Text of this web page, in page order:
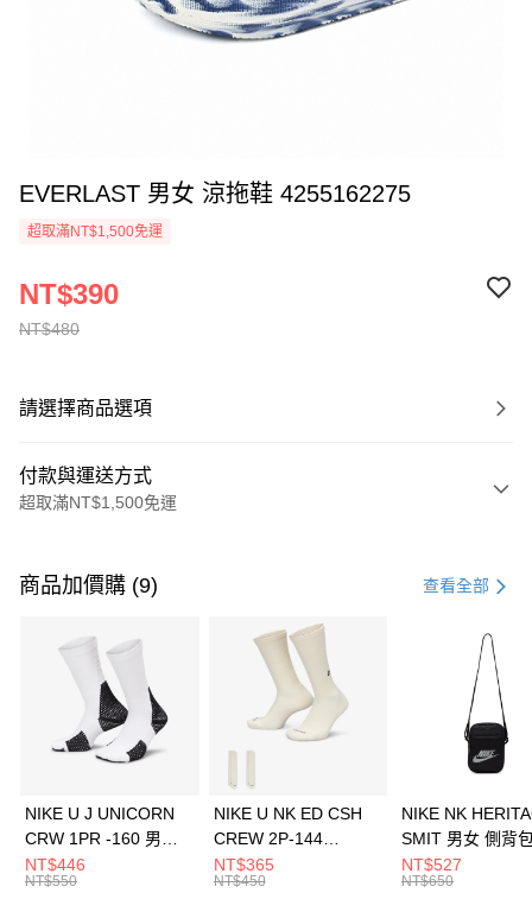
EVERLAST 男女 涼拖鞋 4255162275
超取滿NT$1,500免運
NT$480
NT$390
請選擇商品選項
付款與運送方式
超取滿NT$1,500免運
信用卡一次付款
3 期 0 利率 每期 21家銀行
合作金庫商業銀行
第一商業銀行
華南商業銀行
彰化商業銀行
上海商業儲蓄銀行
元大商業銀行
Apple Pay
全盈+PAY
AFTEE先享後付
商品加價購 (9) 查看全部
NIKE U J UNICORN
CRW 1PR -160 男女
中統襪 FZ3393100
NT$446
NT$550
NIKE U NK ED CSH
CREW 2P-144
EMBRDY 男女 短統襪
FZ3073133
NT$365
NT$450
NIKE NK
SMIT 男女 側背
BA5871010
NT$527
NT$650